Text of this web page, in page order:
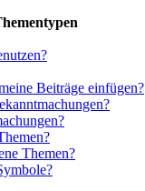
Beiträge einfügen?
Themen?